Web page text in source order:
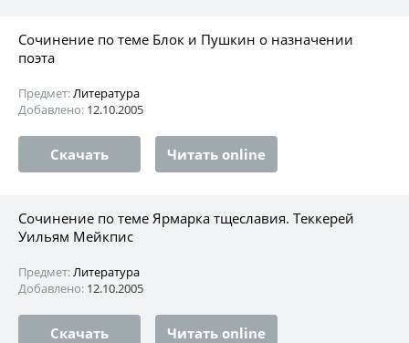
Сочинение по теме Блок и Пушкин о назначении
поэта
Предмет:Литература
Добавлено: 12.10.2005
Скачать Читать online
Сочинение по теме Ярмарка тщеславия. Теккерей
Уильям Мейкпис
Предмет:Литература
Добавлено: 12.10.2005
Скачать Читать online